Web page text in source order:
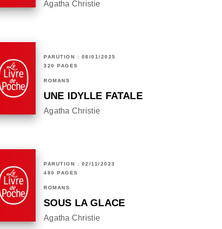
Agatha Christie
PARUTION : 08/01/2025
320 PAGES
ROMANS
UNE IDYLLE FATALE
Agatha Christie
PARUTION : 02/11/2023
480 PAGES
ROMANS
SOUS LA GLACE
Agatha Christie